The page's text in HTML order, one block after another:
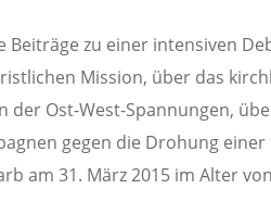
zu einer intensiven
Mission, über das
Ost-West-Spannungen,
gegen die Drohung
am 31. März 2015 im Alter